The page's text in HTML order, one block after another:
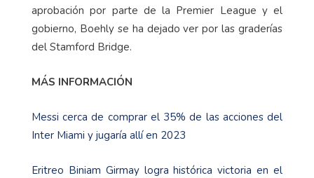
aprobación por parte de la Premier League y el
gobierno, Boehly se ha dejado ver por las graderías
del Stamford Bridge.
MÁS INFORMACIÓN
Messi cerca de comprar el 35% de las acciones del
Inter Miami y jugaría allí en 2023
Eritreo Biniam Girmay logra histórica victoria en el